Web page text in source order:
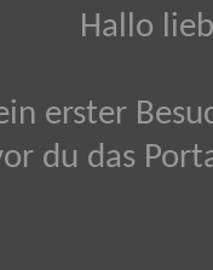
Hallo
erster
du das